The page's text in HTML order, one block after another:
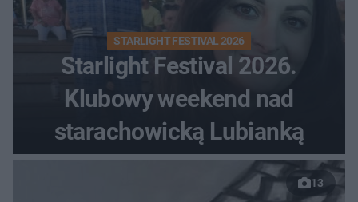
STARLIGHT FESTIVAL 2026
Starlight Festival 2026.
Klubowy weekend nad
starachowicką Lubianką
13